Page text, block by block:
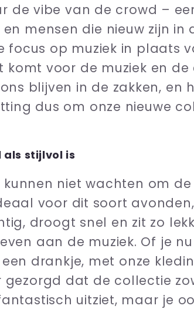
de vibe van de crowd –
mensen die nieuw zijn in
op muziek in plaats
voor de muziek en de
blijven in de zakken, en
dus om onze nieuwe
stijlvol is
niet wachten om
voor dit soort
droogt snel en zit zo
aan de muziek. Of je
drankje, met onze
gezorgd dat de collectie
uitziet, maar je